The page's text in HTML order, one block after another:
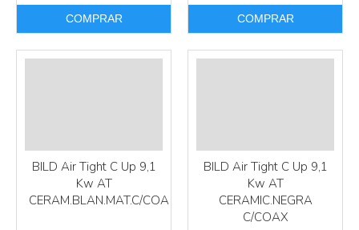
COMPRAR COMPRAR
BILD Air Tight C Up 9,1
Kw AT
CERAM.BLAN.MAT.C/COA
BILD Air Tight C Up 9,1
Kw AT
CERAMIC.NEGRA
C/COAX
Más info Más info